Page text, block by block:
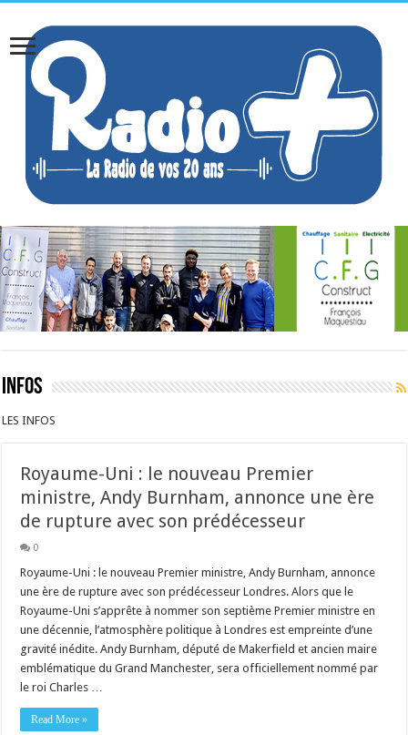
INFOS
LES INFOS
Royaume-Uni : le nouveau Premier
ministre, Andy Burnham, annonce une ère
de rupture avec son prédécesseur
0
Royaume-Uni : le nouveau Premier ministre, Andy Burnham, annonce
une ère de rupture avec son prédécesseur Londres. Alors que le
Royaume-Uni s’apprête à nommer son septième Premier ministre en
une décennie, l’atmosphère politique à Londres est empreinte d’une
gravité inédite. Andy Burnham, député de Makerfield et ancien maire
emblématique du Grand Manchester, sera officiellement nommé par
le roi Charles …
Read More »